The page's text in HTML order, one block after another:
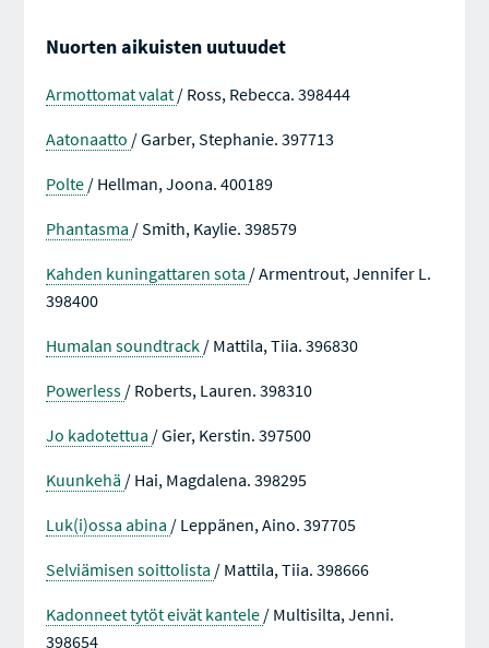
Nuorten aikuisten uutuudet
Armottomat valat / Ross, Rebecca. 398444
Aatonaatto / Garber, Stephanie. 397713
Polte / Hellman, Joona. 400189
Phantasma / Smith, Kaylie. 398579
Kahden kuningattaren sota / Armentrout, Jennifer L.
398400
Humalan soundtrack / Mattila, Tiia. 396830
Powerless / Roberts, Lauren. 398310
Jo kadotettua / Gier, Kerstin. 397500
Kuunkehä / Hai, Magdalena. 398295
Luk(i)ossa abina / Leppänen, Aino. 397705
Selviämisen soittolista / Mattila, Tiia. 398666
Kadonneet tytöt eivät kantele / Multisilta, Jenni.
398654